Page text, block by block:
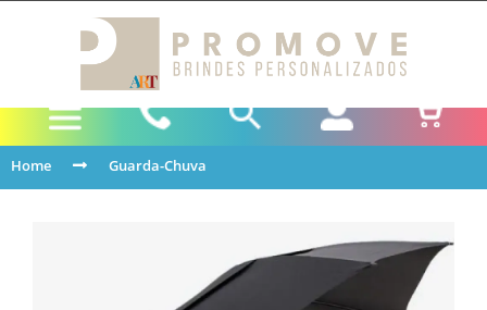
Home Guarda-Chuva